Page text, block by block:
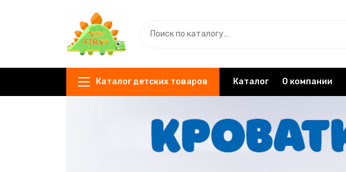
Каталог детских товаров Каталог О компании